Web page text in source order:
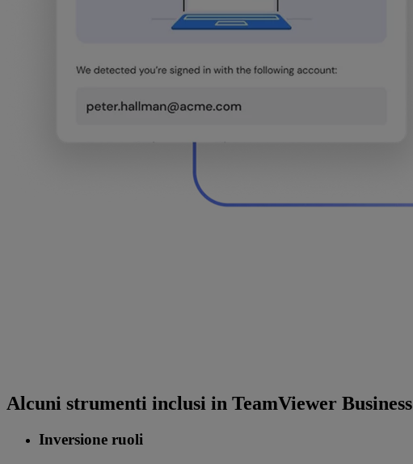
Alcuni strumenti inclusi in TeamViewer Business
Inversione ruoli